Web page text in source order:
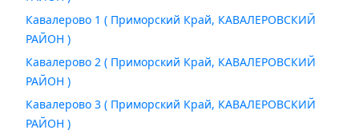
Кавалерово 1 ( Приморский Край, КАВАЛЕРОВСКИЙ
РАЙОН )
Кавалерово 2 ( Приморский Край, КАВАЛЕРОВСКИЙ
РАЙОН )
Кавалерово 3 ( Приморский Край, КАВАЛЕРОВСКИЙ
РАЙОН )